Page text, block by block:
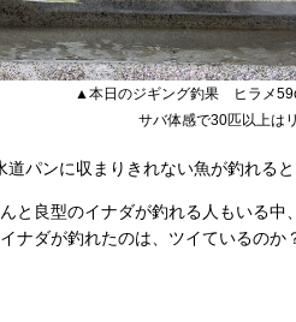
▲本日のジギング釣果 ヒラメ
サバ体感で30匹以上は
道パンに収まりきれない魚が釣れる
と良型のイナダが釣れる人もいる
ナダが釣れたのは、ツイているのか